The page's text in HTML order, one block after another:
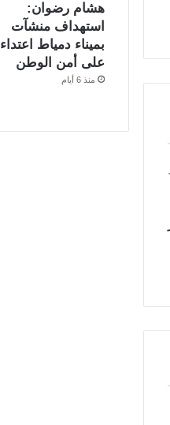
هشام رضوان:
استهداف منشآت
بميناء دمياط اعتداء
على أمن الوطن
منذ 6 أيام